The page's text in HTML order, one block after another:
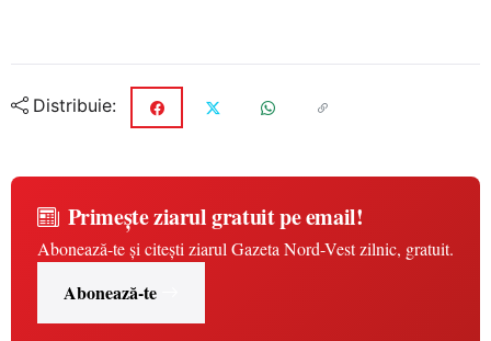
Distribuie:
Primește ziarul gratuit pe email!
Abonează-te și citești ziarul Gazeta Nord-Vest zilnic, gratuit.
Abonează-te